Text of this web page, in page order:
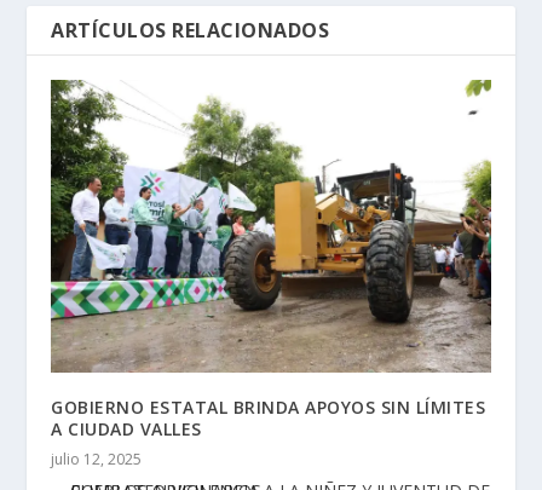
ARTÍCULOS RELACIONADOS
GOBIERNO ESTATAL BRINDA APOYOS SIN LÍMITES
A CIUDAD VALLES
julio 12, 2025